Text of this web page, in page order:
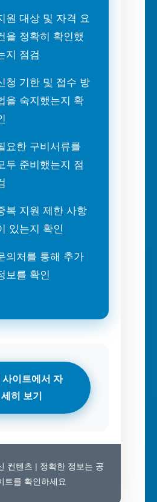
원 대상 및 자격 요
을 정확히 확인했
지 점검
청 기한 및 접수 방
을 숙지했는지 확
요한 구비서류를
두 준비했는지 점
복 지원 제한 사항
있는지 확인
의처를 통해 추가
보를 확인
사이트에서 자
세히 보기
컨텐츠 | 정확한 정보는 공
트를 확인하세요